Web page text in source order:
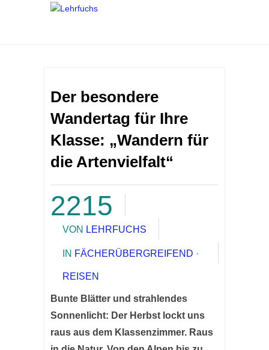
Der besondere
Wandertag für Ihre
Klasse: „Wandern für
die Artenvielfalt“
2215
VON LEHRFUCHS
IN FÄCHERÜBERGREIFEND ·
REISEN
Bunte Blätter und strahlendes
Sonnenlicht: Der Herbst lockt uns
raus aus dem Klassenzimmer. Raus